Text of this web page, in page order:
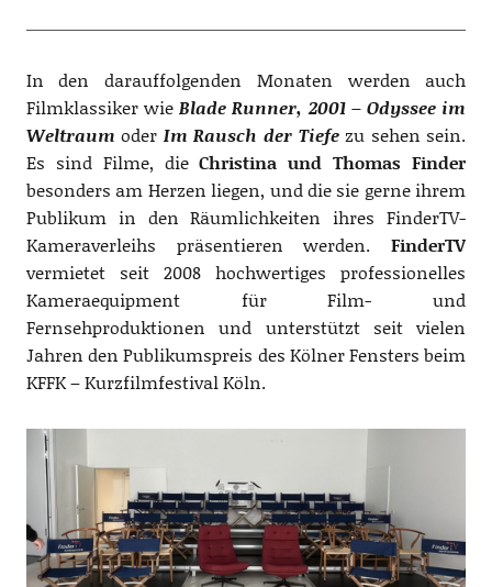
In den darauffolgenden Monaten werden auch
Filmklassiker wieBlade Runner, 2001 – Odyssee im
Weltraumoder Im Rausch der Tiefezu sehen sein.
Es sind Filme, dieChristina und Thomas Finder
besonders am Herzen liegen, und die sie gerne ihrem
Publikum in den Räumlichkeiten ihres FinderTV-
Kameraverleihs präsentieren werden.FinderTV
vermietet seit 2008 hochwertiges professionelles
Kameraequipment für Film- und
Fernsehproduktionen und unterstützt seit vielen
Jahren den Publikumspreis des Kölner Fensters beim
KFFK – Kurzfilmfestival Köln.